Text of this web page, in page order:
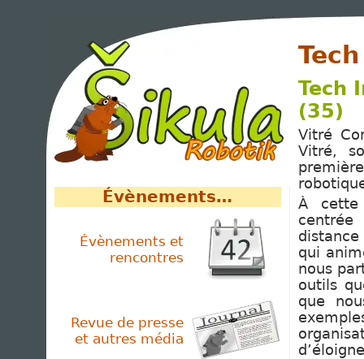
Évènements…
Évènements et
rencontres
Revue de presse
et autres média
Tech
(35)
Vitré
Vitré,
À cette
qui
nous
outils
que